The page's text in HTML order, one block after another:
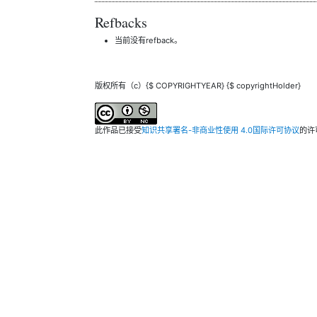
Refbacks
当前没有refback。
版权所有（c）{$ COPYRIGHTYEAR} {$ copyrightHolder}
此作品已接受知识共享署名-非商业性使用 4.0国际许可协议的